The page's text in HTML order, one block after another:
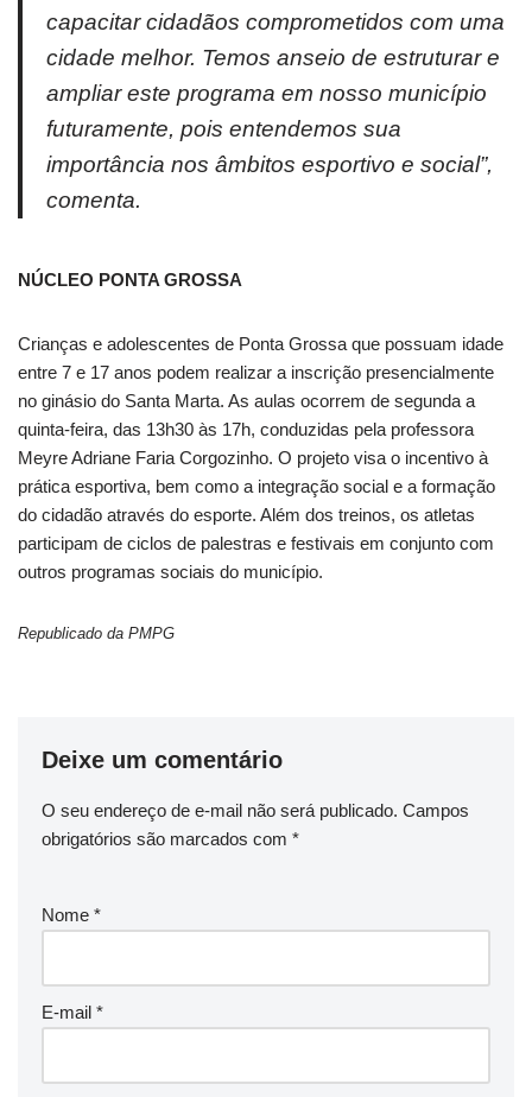
capacitar cidadãos comprometidos com uma
cidade melhor. Temos anseio de estruturar e
ampliar este programa em nosso município
futuramente, pois entendemos sua
importância nos âmbitos esportivo e social”,
comenta.
NÚCLEO PONTA GROSSA
Crianças e adolescentes de Ponta Grossa que possuam idade
entre 7 e 17 anos podem realizar a inscrição presencialmente
no ginásio do Santa Marta. As aulas ocorrem de segunda a
quinta-feira, das 13h30 às 17h, conduzidas pela professora
Meyre Adriane Faria Corgozinho. O projeto visa o incentivo à
prática esportiva, bem como a integração social e a formação
do cidadão através do esporte. Além dos treinos, os atletas
participam de ciclos de palestras e festivais em conjunto com
outros programas sociais do município.
Republicado da PMPG
Deixe um comentário
O seu endereço de e-mail não será publicado. Campos
obrigatórios são marcados com *
Nome *
E-mail *